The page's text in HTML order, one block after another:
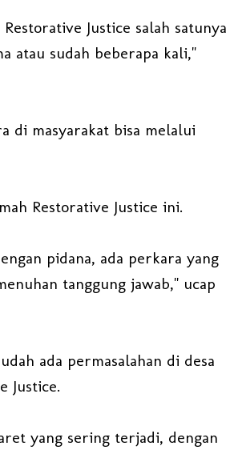
Justice salah satunya
atau sudah beberapa kali,"
di masyarakat bisa melalui
Restorative Justice ini.
pidana, ada perkara yang
tanggung jawab," ucap
ada permasalahan di desa
Justice.
yang sering terjadi, dengan